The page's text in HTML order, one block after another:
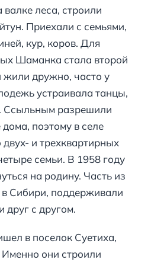
леса, строили
Приехали с семьями,
кур, коров. Для
Шаманка стала второй
дружно, часто у
устраивала танцы,
Ссыльным разрешили
поэтому в селе
и трехквартирных
семьи. В 1958 году
на родину. Часть из
в Сибири, поддерживали
друг с другом.
в поселок Суетиха,
они строили